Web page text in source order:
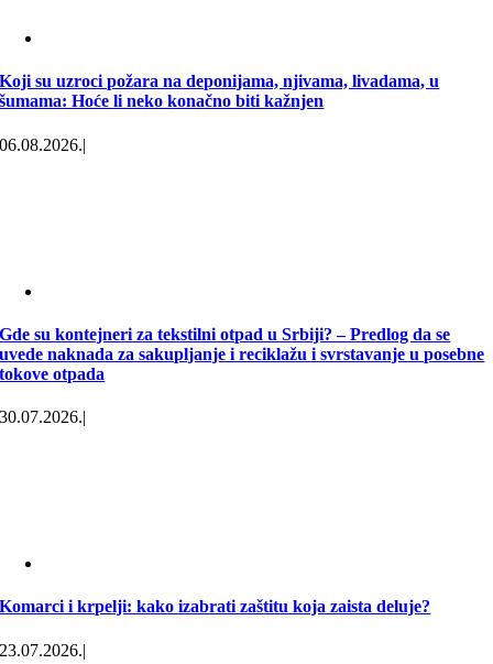
Koji su uzroci požara na deponijama, njivama, livadama, u
šumama: Hoće li neko konačno biti kažnjen
06.08.2026.|
Gde su kontejneri za tekstilni otpad u Srbiji? – Predlog da se
uvede naknada za sakupljanje i reciklažu i svrstavanje u posebne
tokove otpada
30.07.2026.|
Komarci i krpelji: kako izabrati zaštitu koja zaista deluje?
23.07.2026.|